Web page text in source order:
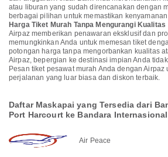
atau liburan yang sudah direncanakan dengan
berbagai pilihan untuk memastikan
Harga Tiket Murah Tanpa Mengurangi Kualitas
Airpaz memberikan penawaran eksklusif dan
memungkinkan Anda untuk memesan tiket
potongan harga tanpa mengorbankan kualitas
Airpaz, bepergian ke destinasi impian Anda
Pesan tiket pesawat murah Anda dengan Airpaz
perjalanan yang luar biasa dan diskon terbaik.
Daftar Maskapai yang Tersedia dari
Port Harcourt ke Bandara
Air Peace